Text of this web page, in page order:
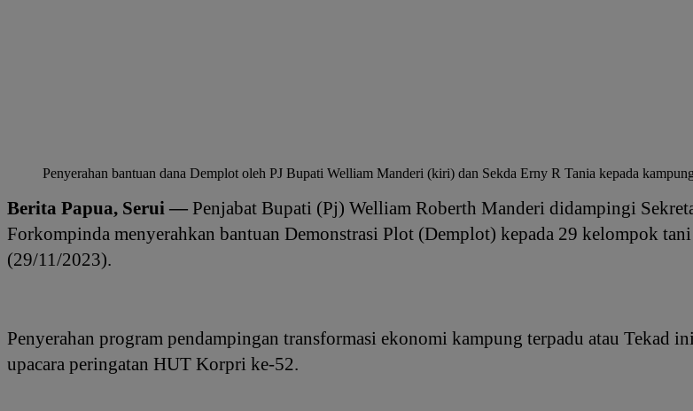
Penyerahan bantuan dana Demplot oleh PJ Bupati Welliam Manderi (kiri) dan Sekda Erny R Tania kepada
Berita Papua, Serui — Penjabat Bupati (Pj) Welliam Roberth Manderi didampingi
Forkompinda menyerahkan bantuan Demonstrasi Plot (Demplot) kepada 29 kelompok
(29/11/2023).
Penyerahan program pendampingan transformasi ekonomi kampung terpadu atau
upacara peringatan HUT Korpri ke-52.